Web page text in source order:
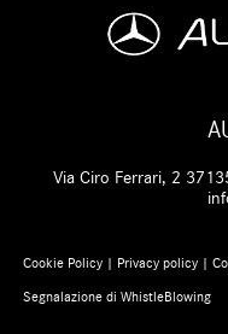
Via Ciro Ferrari, 2
Cookie Policy | Privacy policy|
Segnalazione di WhistleBlowing